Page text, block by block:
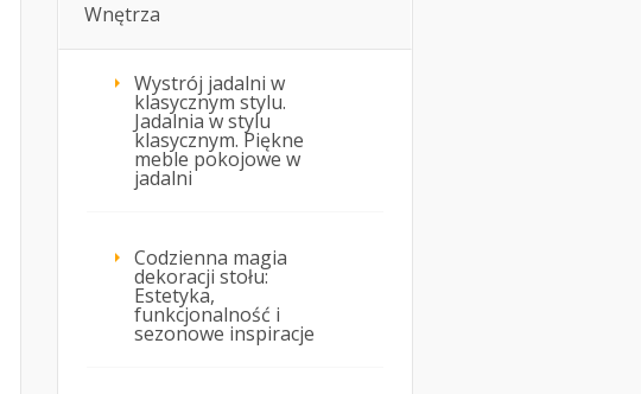
Wnętrza
Wystrój jadalni w
klasycznym stylu.
Jadalnia w stylu
klasycznym. Piękne
meble pokojowe w
jadalni
Codzienna magia
dekoracji stołu:
Estetyka,
funkcjonalność i
sezonowe inspiracje